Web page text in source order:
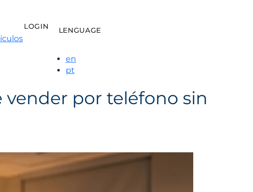
LOGIN LENGUAGE
en
pt
por teléfono sin